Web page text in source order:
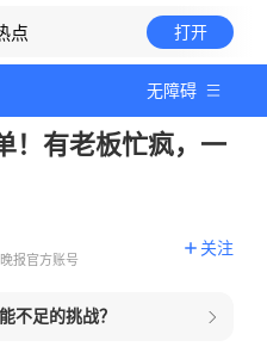
点 打开
无障碍
！有老板忙疯，一
报官方账号
关注
不足的挑战？